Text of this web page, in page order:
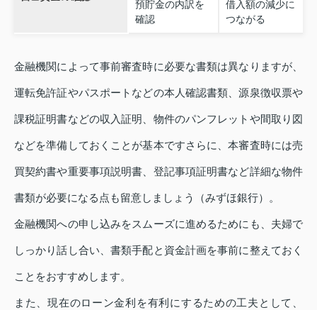
預貯金の内訳を
確認
借入額の減少に
つながる
金融機関によって事前審査時に必要な書類は異なりますが、
運転免許証やパスポートなどの本人確認書類、源泉徴収票や
課税証明書などの収入証明、物件のパンフレットや間取り図
などを準備しておくことが基本ですさらに、本審査時には売
買契約書や重要事項説明書、登記事項証明書など詳細な物件
書類が必要になる点も留意しましょう（みずほ銀行）。
金融機関への申し込みをスムーズに進めるためにも、夫婦で
しっかり話し合い、書類手配と資金計画を事前に整えておく
ことをおすすめします。
また、現在のローン金利を有利にするための工夫として、